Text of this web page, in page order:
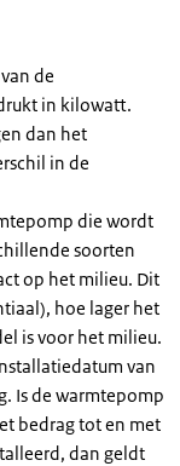
de
in kilowatt.
dan het
in de
die wordt
soorten
op het milieu. Dit
hoe lager het
is voor het milieu.
van
Is de warmtepomp
bedrag tot en met
dan geldt